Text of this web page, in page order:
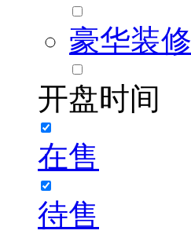
豪华装修
开盘时间
在售
待售